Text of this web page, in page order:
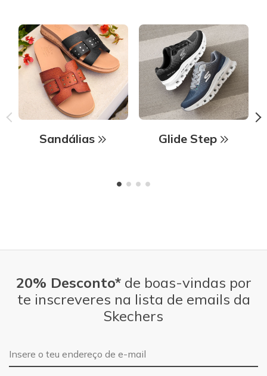
Sandálias Glide Step
20% Desconto*de boas-vindas por
te inscreveres na lista de emails da
Skechers
Endereço de e-mail